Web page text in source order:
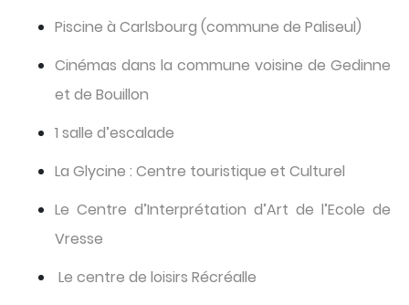
Piscine à Carlsbourg (commune de Paliseul)
Cinémas dans la commune voisine de Gedinne
et de Bouillon
1 salle d’escalade
La Glycine : Centre touristique et Culturel
Le Centre d’Interprétation d’Art de l’Ecole de
Vresse
Le centre de loisirs Récréalle